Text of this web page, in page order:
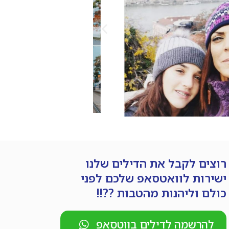
רוצים לקבל את הדילים שלנו
ישירות לוואטסאפ שלכם לפני
כולם וליהנות מהטבות ??!!
להרשמה לדילים בווטסאפ